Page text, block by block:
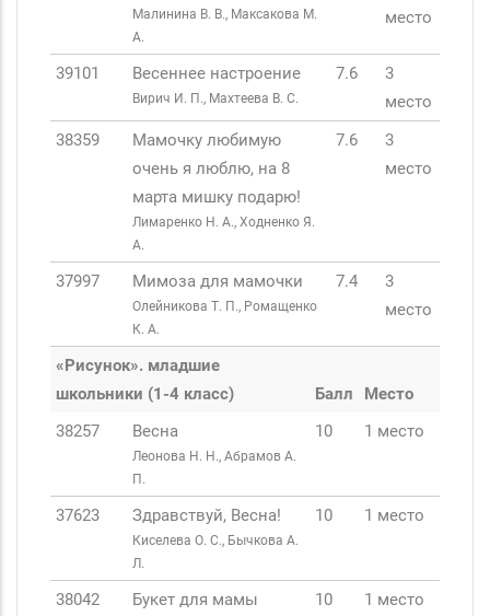
Малинина В. В., Максакова М.
А.
место
39101 Весеннее настроение
Вирич И. П., Махтеева В. С.
7.6
3
место
38359
Мамочку любимую
очень я люблю, на 8
марта мишку подарю!
Лимаренко Н. А., Ходненко Я.
А.
7.6
3
место
37997 Мимоза для мамочки
Олейникова Т. П., Ромащенко
К. А.
7.4
3
место
«Рисунок». младшие
школьники (1-4 класс)
Балл
Место
38257
Весна
Леонова Н. Н., Абрамов А.
П.
10 1 место
37623 Здравствуй, Весна!
Киселева О. С., Бычкова А.
Л.
10 1 место
38042 Букет для мамы 10 1 место